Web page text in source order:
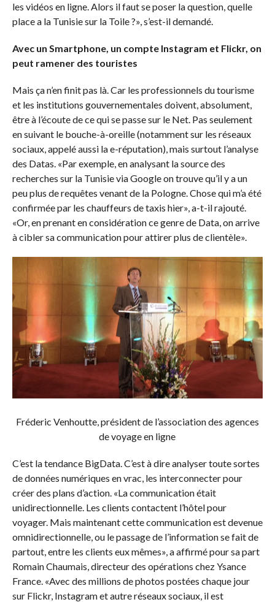
les vidéos en ligne. Alors il faut se poser la question, quelle
place a la Tunisie sur la Toile ?», s’est-il demandé.
Avec un Smartphone, un compte Instagram et Flickr, on
peut ramener des touristes
Mais ça n’en finit pas là. Car les professionnels du tourisme
et les institutions gouvernementales doivent, absolument,
être à l’écoute de ce qui se passe sur le Net. Pas seulement
en suivant le bouche-à-oreille (notamment sur les réseaux
sociaux, appelé aussi la e-réputation), mais surtout l’analyse
des Datas. «Par exemple, en analysant la source des
recherches sur la Tunisie via Google on trouve qu’il y a un
peu plus de requêtes venant de la Pologne. Chose qui m’a été
confirmée par les chauffeurs de taxis hier», a-t-il rajouté.
«Or, en prenant en considération ce genre de Data, on arrive
à cibler sa communication pour attirer plus de clientèle».
Fréderic Venhoutte, président de l’association des agences
de voyage en ligne
C’est la tendance BigData. C’est à dire analyser toute sortes
de données numériques en vrac, les interconnecter pour
créer des plans d’action. «La communication était
unidirectionnelle. Les clients contactent l’hôtel pour
voyager. Mais maintenant cette communication est devenue
omnidirectionnelle, ou le passage de l’information se fait de
partout, entre les clients eux mêmes», a affirmé pour sa part
Romain Chaumais, directeur des opérations chez Ysance
France. «Avec des millions de photos postées chaque jour
sur Flickr, Instagram et autre réseaux sociaux, il est